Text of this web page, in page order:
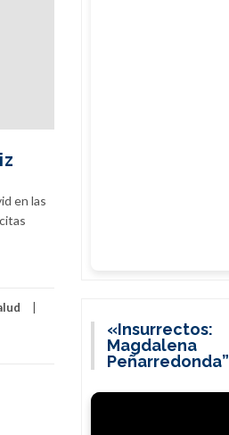
en las
«Insurrectos:
Magdalena
Peñarredonda”